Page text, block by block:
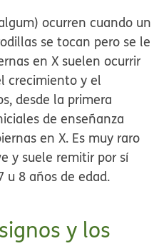
ocurren cuando un
se tocan pero se le
en X suelen ocurrir
crecimiento y el
desde la primera
de enseñanza
en X. Es muy raro
y suele remitir por sí
u 8 años de edad.
y los